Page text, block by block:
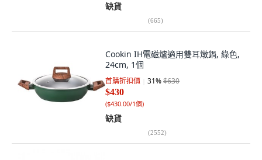
缺貨
(665)
Cookin IH電磁爐適用雙耳燉鍋, 綠色,
24cm, 1個
首購折扣價 31%$630
$430
($430.00/1個)
缺貨
(2552)